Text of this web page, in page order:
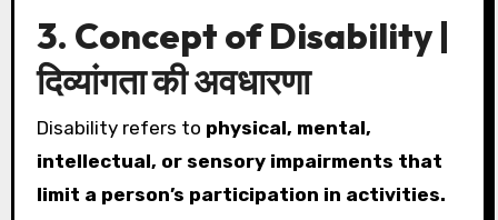
3. Concept of Disability |
दिव्यांगता की अवधारणा
Disability refers to physical, mental,
intellectual, or sensory impairments that
limit a person’s participation in activities.